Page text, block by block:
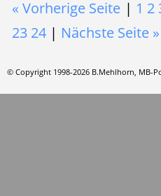
« Vorherige Seite | 1 2
23 24| Nächste Seite »
© Copyright 1998-2026 B.Mehlhorn, MB-